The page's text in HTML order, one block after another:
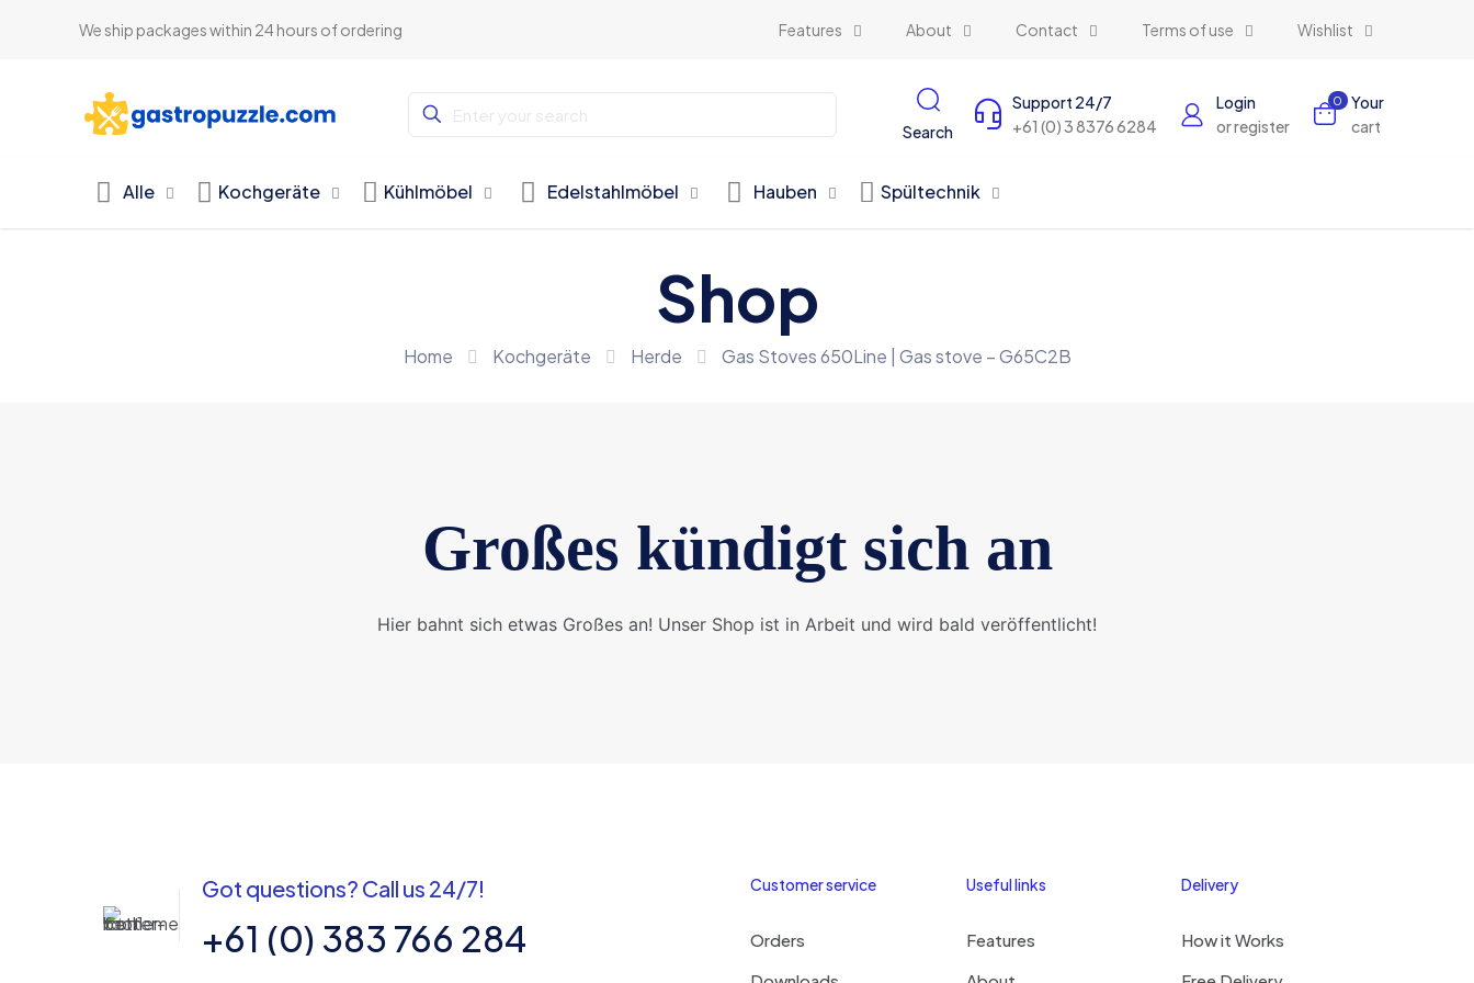
We ship packages within 24 hours of ordering Features About Contact Terms of use Wishlist
Search
Support 24/7
+61 (0) 3 8376 6284
Login
or register
0
Your
cart
Alle Kochgeräte Kühlmöbel Edelstahlmöbel Hauben Spültechnik
Shop
Home Kochgeräte Herde Gas Stoves 650Line | Gas stove – G65C2B
Großes kündigt sich an
Hier bahnt sich etwas Großes an! Unser Shop ist in Arbeit und wird bald veröffentlicht!
Got questions? Call us 24/7!
+61 (0) 383 766 284
Customer service
Orders
Useful links
Features
Delivery
How it Works